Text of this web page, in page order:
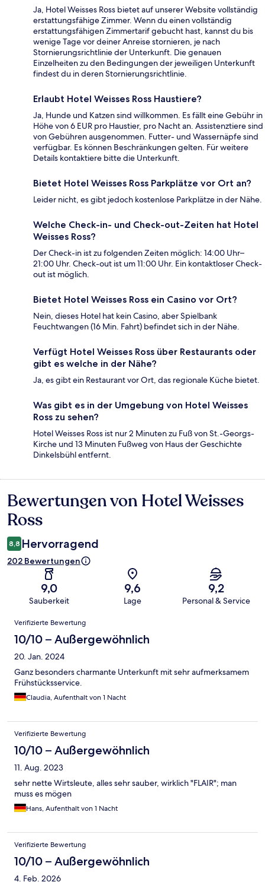
Ja, Hotel Weisses Ross bietet auf unserer Website vollständig
erstattungsfähige Zimmer. Wenn du einen vollständig
erstattungsfähigen Zimmertarif gebucht hast, kannst du bis
wenige Tage vor deiner Anreise stornieren, je nach
Stornierungsrichtlinie der Unterkunft. Die genauen
Einzelheiten zu den Bedingungen der jeweiligen Unterkunft
findest du in deren Stornierungsrichtlinie.
Erlaubt Hotel Weisses Ross Haustiere?
Ja, Hunde und Katzen sind willkommen. Es fällt eine Gebühr in
Höhe von 6 EUR pro Haustier, pro Nacht an. Assistenztiere sind
von Gebühren ausgenommen. Futter- und Wassernäpfe sind
verfügbar. Es können Beschränkungen gelten. Für weitere
Details kontaktiere bitte die Unterkunft.
Bietet Hotel Weisses Ross Parkplätze vor Ort an?
Leider nicht, es gibt jedoch kostenlose Parkplätze in der Nähe.
Welche Check-in- und Check-out-Zeiten hat Hotel
Weisses Ross?
Der Check-in ist zu folgenden Zeiten möglich: 14:00 Uhr–
21:00 Uhr. Check-out ist um 11:00 Uhr. Ein kontaktloser Check-
out ist möglich.
Bietet Hotel Weisses Ross ein Casino vor Ort?
Nein, dieses Hotel hat kein Casino, aber Spielbank
Feuchtwangen (16 Min. Fahrt) befindet sich in der Nähe.
Verfügt Hotel Weisses Ross über Restaurants oder
gibt es welche in der Nähe?
Ja, es gibt ein Restaurant vor Ort, das regionale Küche bietet.
Was gibt es in der Umgebung von Hotel Weisses
Ross zu sehen?
Hotel Weisses Ross ist nur 2 Minuten zu Fuß von St.-Georgs-
Kirche und 13 Minuten Fußweg von Haus der Geschichte
Dinkelsbühl entfernt.
Bewertungen
Bewertungen von Hotel Weisses
Ross
8,8 Hervorragend
202 Bewertungen
9,0
Sauberkeit
9,6
Lage
9,2
Personal & Service
Bewertungen
Verifizierte Bewertung
10/10 – Außergewöhnlich
20. Jan. 2024
Ganz besonders charmante Unterkunft mit sehr aufmerksamem
Frühstücksservice.
Claudia, Aufenthalt von 1 Nacht
Verifizierte Bewertung
10/10 – Außergewöhnlich
11. Aug. 2023
sehr nette Wirtsleute, alles sehr sauber, wirklich "FLAIR"; man
muss es mögen
Hans, Aufenthalt von 1 Nacht
Verifizierte Bewertung
10/10 – Außergewöhnlich
4. Feb. 2026